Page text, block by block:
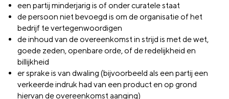
een partij minderjarig is of onder curatele staat
de persoon niet bevoegd is om de organisatie of het
bedrijf te vertegenwoordigen
de inhoud van de overeenkomst in strijd is met de wet,
goede zeden, openbare orde, of de redelijkheid en
billijkheid
er sprake is van dwaling (bijvoorbeeld als een partij een
verkeerde indruk had van een product en op grond
hiervan de overeenkomst aanging)